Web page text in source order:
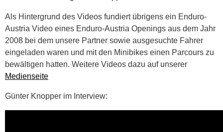
Als Hintergrund des Videos fundiert übrigens ein Enduro-
Austria Video eines Enduro-Austria Openings aus dem Jahr
2008 bei dem unsere Partner sowie ausgesuchte Fahrer
eingeladen waren und mit den Minibikes einen Parcours zu
bewältigen hatten. Weitere Videos dazu auf unserer
Medienseite
Günter Knopper im Interview: